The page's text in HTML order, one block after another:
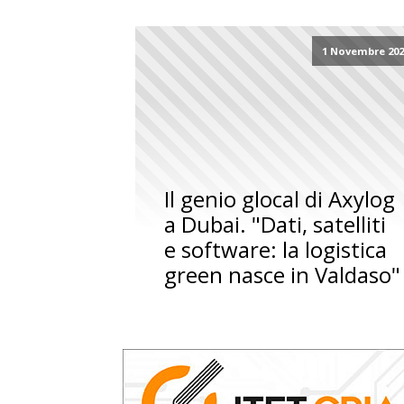
1 Novembre
Il genio glocal di Axylog
a Dubai. "Dati, satelliti
e software: la logistica
green nasce in Valdaso"